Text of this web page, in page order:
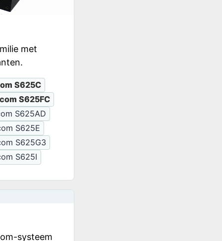
met
S625C
S625FC
S625AD
S625E
S625G3
S625I
systeem